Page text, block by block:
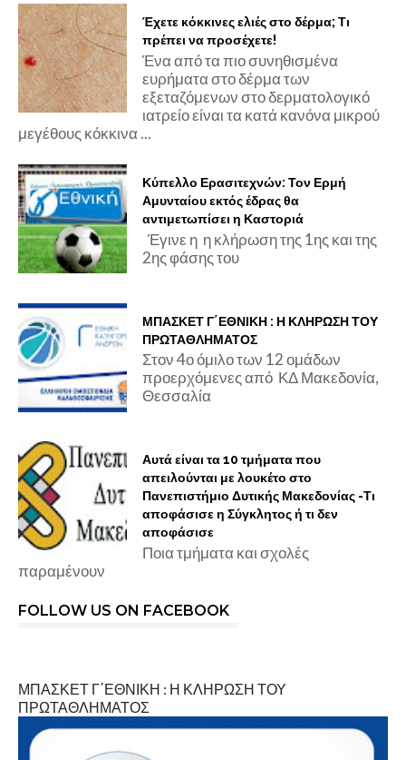
Έχετε κόκκινες ελιές στο δέρμα; Τι
πρέπει να προσέχετε!
Ένα από τα πιο συνηθισμένα
ευρήματα στο δέρμα των
εξεταζόμενων στο δερματολογικό
ιατρείο είναι τα κατά κανόνα μικρού
μεγέθους κόκκινα ...
Κύπελλο Ερασιτεχνών: Τον Ερμή
Αμυνταίου εκτός έδρας θα
αντιμετωπίσει η Καστοριά
Έγινε η η κλήρωση της 1ης και της
2ης φάσης του
ΜΠΑΣΚΕΤ Γ΄ΕΘΝΙΚΗ : Η ΚΛΗΡΩΣΗ ΤΟΥ
ΠΡΩΤΑΘΛΗΜΑΤΟΣ
Στον 4ο όμιλο των 12 ομάδων
προερχόμενες από ΚΔ Μακεδονία,
Θεσσαλία
Αυτά είναι τα 10 τμήματα που
απειλούνται με λουκέτο στο
Πανεπιστήμιο Δυτικής Μακεδονίας -Τι
αποφάσισε η Σύγκλητος ή τι δεν
αποφάσισε
Ποια τμήματα και σχολές
παραμένουν
FOLLOW US ON FACEBOOK
ΜΠΑΣΚΕΤ Γ΄ΕΘΝΙΚΗ : Η ΚΛΗΡΩΣΗ ΤΟΥ
ΠΡΩΤΑΘΛΗΜΑΤΟΣ